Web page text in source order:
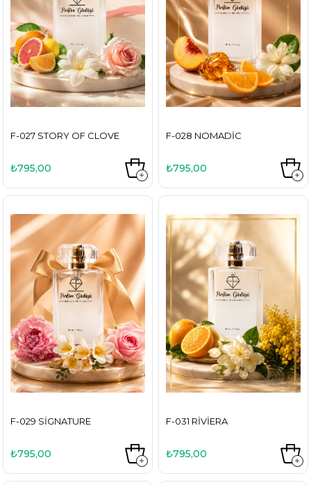
F-027 STORY OF CLOVE
₺795,00
F-028 NOMADIC
₺795,00
F-029 SIGNATURE
₺795,00
F-031 RIVIERA
₺795,00